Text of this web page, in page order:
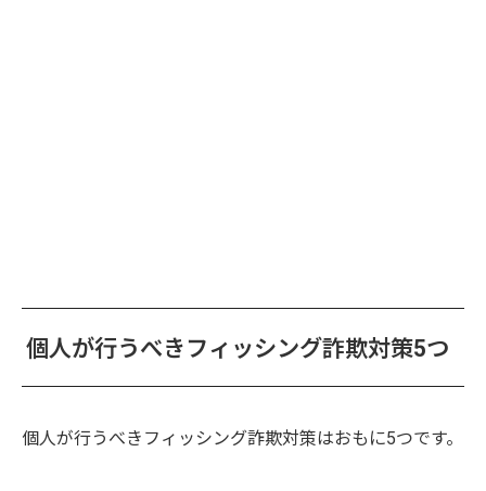
個人が行うべきフィッシング詐欺対策5つ
個人が行うべきフィッシング詐欺対策はおもに5つです。